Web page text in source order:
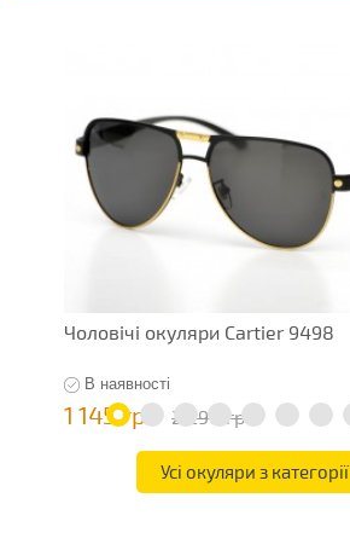
Чоловічі окуляри Cartier 9498
В наявності
1 145 грн 2 290 грн
Усі окуляри з категорії